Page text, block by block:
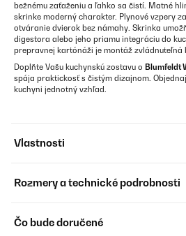
bežnému zaťaženiu a ľahko sa čistí. Matné
skrinke moderný charakter. Plynové vzpery
otváranie dvierok bez námahy. Skrinka
digestora alebo jeho priamu integráciu do
prepravnej kartónáži je montáž zvládnuteľná
Doplňte Vašu kuchynskú zostavu o Blumfeldt
spája praktickosť s čistým dizajnom.
kuchyni jednotný vzhľad.
Vlastnosti
Rozmery a technické podrobnosti
Čo bude doručené